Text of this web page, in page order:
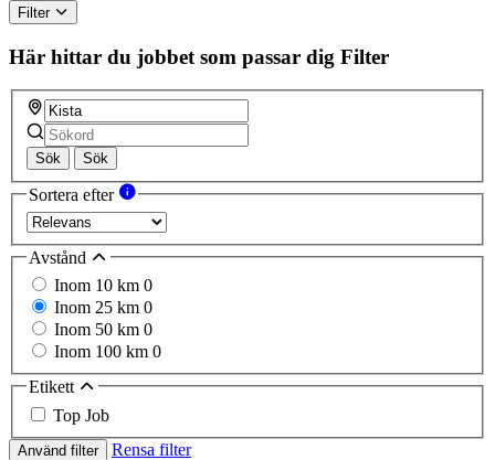
Filter
Här hittar du jobbet som passar dig Filter
Sök Sök
Sortera efter
Avstånd
Inom 10 km 0
Inom 25 km 0
Inom 50 km 0
Inom 100 km 0
Etikett
Top Job
Använd filter Rensa filter